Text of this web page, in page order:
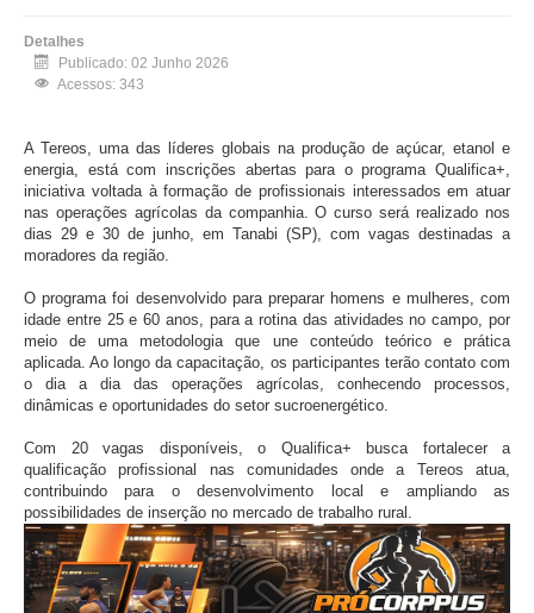
Detalhes
Publicado: 02 Junho 2026
Acessos: 343
A Tereos, uma das líderes globais na produção de açúcar, etanol e
energia, está com inscrições abertas para o programa Qualifica+,
iniciativa voltada à formação de profissionais interessados em atuar
nas operações agrícolas da companhia. O curso será realizado nos
dias 29 e 30 de junho, em Tanabi (SP), com vagas destinadas a
moradores da região.
O programa foi desenvolvido para preparar homens e mulheres, com
idade entre 25 e 60 anos, para a rotina das atividades no campo, por
meio de uma metodologia que une conteúdo teórico e prática
aplicada. Ao longo da capacitação, os participantes terão contato com
o dia a dia das operações agrícolas, conhecendo processos,
dinâmicas e oportunidades do setor sucroenergético.
Com 20 vagas disponíveis, o Qualifica+ busca fortalecer a
qualificação profissional nas comunidades onde a Tereos atua,
contribuindo para o desenvolvimento local e ampliando as
possibilidades de inserção no mercado de trabalho rural.